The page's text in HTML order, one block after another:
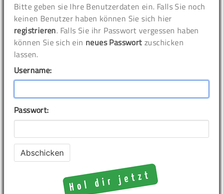
Bitte geben sie Ihre Benutzerdaten ein. Falls Sie noch
keinen Benutzer haben können Sie sich hier
registrieren. Falls Sie ihr Passwort vergessen haben
können Sie sich ein neues Passwort zuschicken
lassen.
Username:
Passwort: